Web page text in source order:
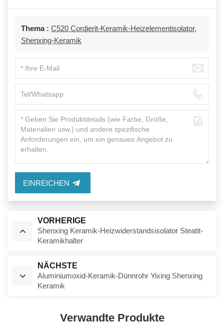
Thema : C520 Cordierit-Keramik-Heizelementisolator,
Shenxing-Keramik
EINREICHEN
VORHERIGE
Shenxing Keramik-Heizwiderstandsisolator Steatit-
Keramikhalter
NÄCHSTE
Aluminiumoxid-Keramik-Dünnrohr Yixing Shenxing
Keramik
Verwandte Produkte